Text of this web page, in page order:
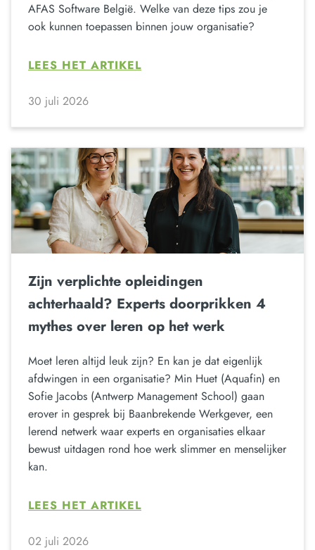
AFAS Software België. Welke van deze tips zou je
ook kunnen toepassen binnen jouw organisatie?
LEES HET ARTIKEL
30 juli 2026
Zijn verplichte opleidingen
achterhaald? Experts doorprikken 4
mythes over leren op het werk
Moet leren altijd leuk zijn? En kan je dat eigenlijk
afdwingen in een organisatie? Min Huet (Aquafin) en
Sofie Jacobs (Antwerp Management School) gaan
erover in gesprek bij Baanbrekende Werkgever, een
lerend netwerk waar experts en organisaties elkaar
bewust uitdagen rond hoe werk slimmer en menselijker
kan.
LEES HET ARTIKEL
02 juli 2026